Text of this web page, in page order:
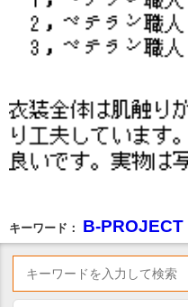
キーワード： B-PROJECT